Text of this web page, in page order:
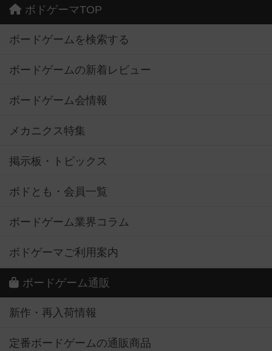
ボドゲーマTOP
ボードゲームを検索する
ボードゲームの新着レビュー
ボードゲーム会情報
メカニクス特集
掲示板・トピックス
ボドとも・会員一覧
ボードゲーム業界コラム
ボドゲーマご利用案内
ボードゲーム通販
新作・再入荷情報
定番ボードゲームの通販商品